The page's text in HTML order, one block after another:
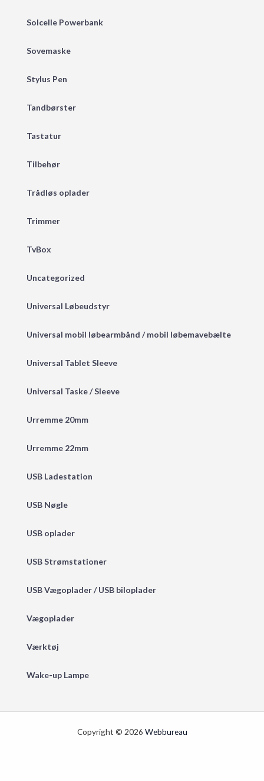
Solcelle Powerbank
Sovemaske
Stylus Pen
Tandbørster
Tastatur
Tilbehør
Trådløs oplader
Trimmer
TvBox
Uncategorized
Universal Løbeudstyr
Universal mobil løbearmbånd / mobil løbemavebælte
Universal Tablet Sleeve
Universal Taske / Sleeve
Urremme 20mm
Urremme 22mm
USB Ladestation
USB Nøgle
USB oplader
USB Strømstationer
USB Vægoplader / USB biloplader
Vægoplader
Værktøj
Wake-up Lampe
Copyright © 2026 Webbureau